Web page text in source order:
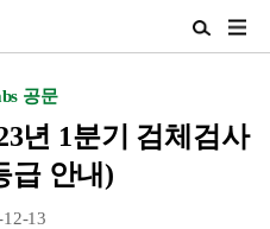
검
색
공문
년 1분기 검체검사
급 안내)
13